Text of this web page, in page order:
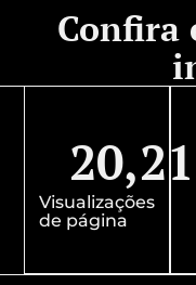
Confira
Visualizações
de página